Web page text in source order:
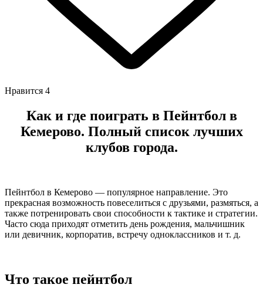
Нравится 4
Как и где поиграть в Пейнтбол в
Кемерово. Полный список лучших
клубов города.
Пейнтбол в Кемерово — популярное направление. Это
прекрасная возможность повеселиться с друзьями, размяться, а
также потренировать свои способности к тактике и стратегии.
Часто сюда приходят отметить день рождения, мальчишник
или девичник, корпоратив, встречу одноклассников и т. д.
Что такое пейнтбол